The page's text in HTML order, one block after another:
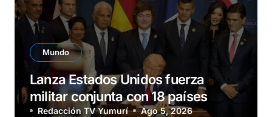
Mundo
Lanza Estados Unidos fuerza
militar conjunta con 18 países
Redacción TV Yumurí Ago 5, 2026